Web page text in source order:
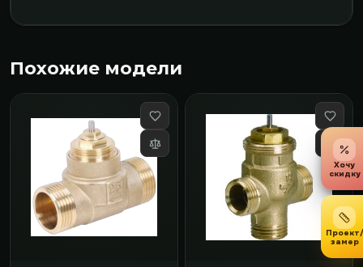
Похожие модели
Хочу
скидку
Проект/
замер